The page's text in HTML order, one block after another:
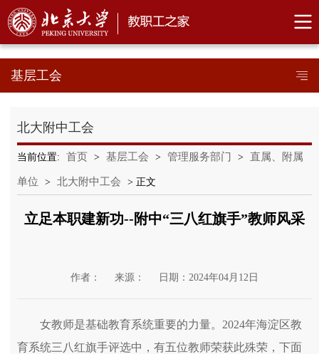
基层工会
北大附中工会
当前位置: 首页 > 基层工会 > 管理服务部门 > 直属、附属
单位 > 北大附中工会 > 正文
立足本职建新功--附中“三八红旗手”教师风采
作者： 来源： 日期：2024年04月12日
女教师是基础教育系统重要的力量。2024年海淀区教
育系统三八红旗手评选中，有五位教师荣获此殊荣，下面